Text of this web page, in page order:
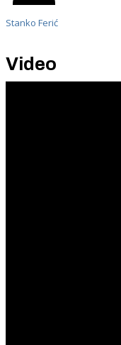
Stanko Ferić
Video